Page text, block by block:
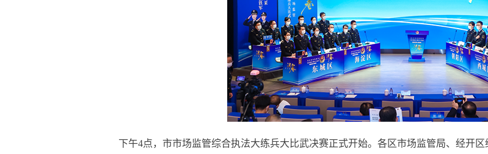
下午4点，市市场监管综合执法大练兵大比武决赛正式开始。各区市场监管局、经开